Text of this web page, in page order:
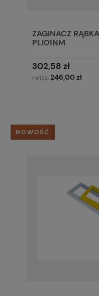
ZAGINACZ
PLI01NM
302,58 zł
netto:246,00 zł
NOWOŚĆ